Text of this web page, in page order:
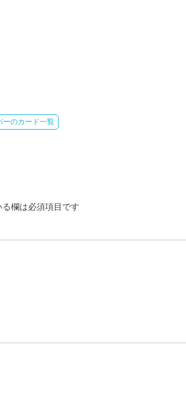
ーのカード一覧
欄は必須項目です